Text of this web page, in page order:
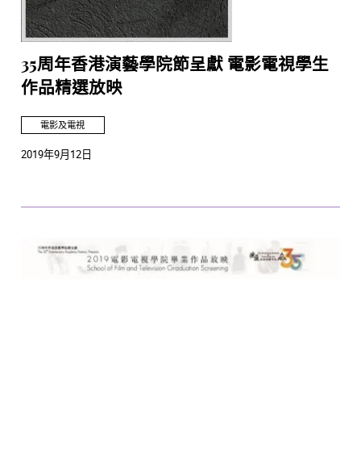
35周年香港演藝學院節呈獻 電影電視學生
作品精選放映
電影及電視
2019年9月12日